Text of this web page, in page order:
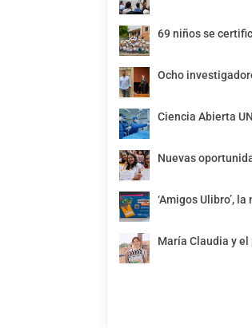
69 niños se
Ocho
Ciencia Abierta
Nuevas
‘Amigos Ulibro’,
María Claudia y